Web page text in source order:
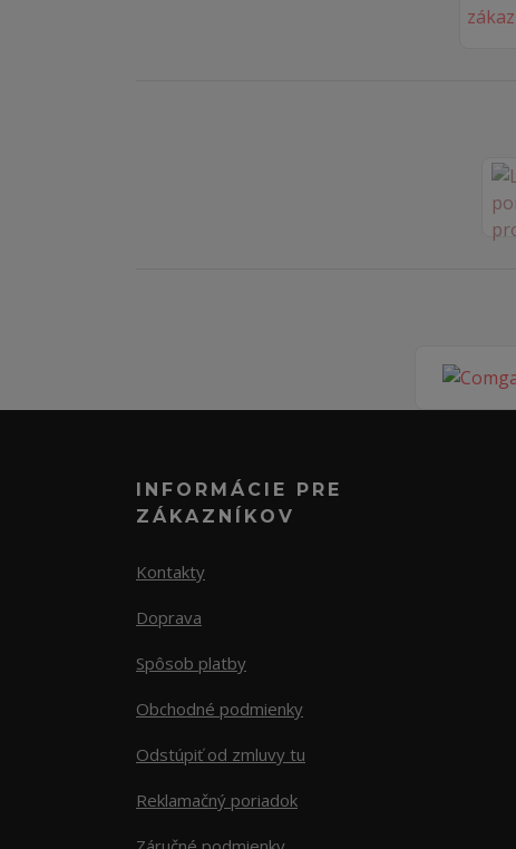
INFORMÁCIE PRE
ZÁKAZNÍKOV
Kontakty
Doprava
Spôsob platby
Obchodné podmienky
Odstúpiť od zmluvy tu
Reklamačný poriadok